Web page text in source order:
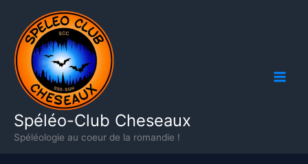
contenu
Spéléo-Club Cheseaux
Spéléologie au coeur de la romandie !